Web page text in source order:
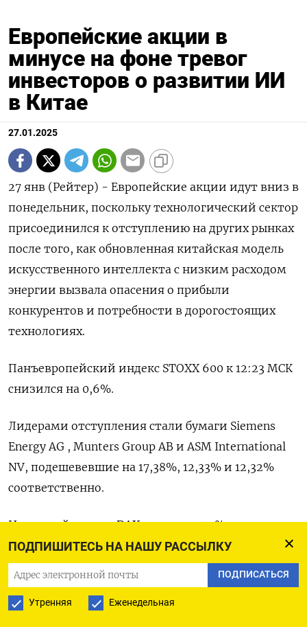
ПОДПИШИТЕСЬ НА НАШУ РАССЫЛКУ
ПОДПИСАТЬСЯ
Утренняя Еженедельная
Европейские акции в
минусе на фоне тревог
инвесторов о развитии ИИ
в Китае
27.01.2025
27 янв (Рейтер) - Европейские акции идут вниз в
понедельник, поскольку технологический сектор
присоединился к отступлению на других рынках
после того, как обновленная китайская модель
искусственного интеллекта с низким расходом
энергии вызвала опасения о прибыли
конкурентов и потребности в дорогостоящих
технологиях.
Панъевропейский индекс STOXX 600 к 12:23 МСК
снизился на 0,6%.
Лидерами отступления стали бумаги Siemens
Energy AG , Munters Group AB и ASM International
NV, подешевевшие на 17,38​%, 12,33% и 12,32%
соответственно.
Немецкий индекс DAX просел на 1,1%,
британский FTSE 100 - на 0,2%, и французский
CAC 40 - на 0,8%.
Оригинал сообщения на английском языке